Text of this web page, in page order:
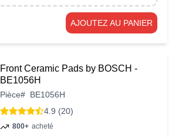
AJOUTEZ AU PANIER
Front Ceramic Pads by BOSCH -
BE1056H
Pièce# BE1056H
4.9 (20)
800+ acheté